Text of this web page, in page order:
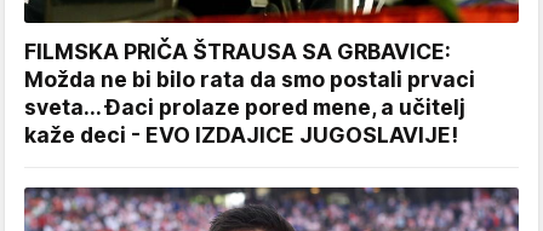
FILMSKA PRIČA ŠTRAUSA SA GRBAVICE:
Možda ne bi bilo rata da smo postali prvaci
sveta... Đaci prolaze pored mene, a učitelj
kaže deci - EVO IZDAJICE JUGOSLAVIJE!